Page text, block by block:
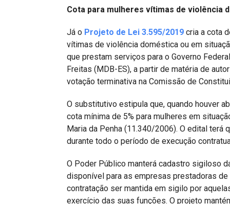
Cota para mulheres vítimas de violência
Já o Projeto de Lei 3.595/2019 cria a cota
vítimas de violência doméstica ou em
que prestam serviços para o Governo
Freitas (MDB-ES), a partir de matéria de
votação terminativa na Comissão de
O substitutivo estipula que, quando houver
cota mínima de 5% para mulheres em
Maria da Penha (11.340/2006). O edital terá
durante todo o período de execução
O Poder Público manterá cadastro sigiloso
disponível para as empresas prestadoras
contratação ser mantida em sigilo por
exercício das suas funções. O projeto